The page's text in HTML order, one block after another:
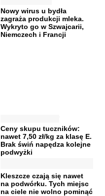
Nowy wirus u bydła
zagraża produkcji mleka.
Wykryto go w Szwajcarii,
Niemczech i Francji
Ceny skupu tuczników:
nawet 7,50 zł/kg za klasę E.
Brak świń napędza kolejne
podwyżki
Kleszcze czają się nawet
na podwórku. Tych miejsc
na ciele nie wolno pominąć